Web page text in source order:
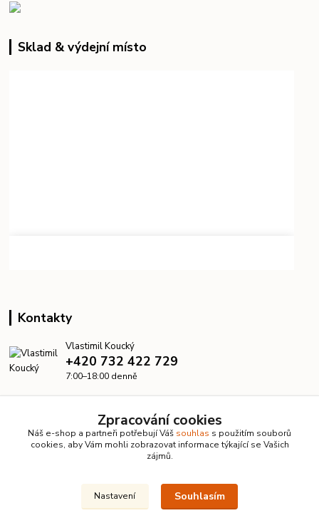
Sklad & výdejní místo
Kontakty
Vlastimil Koucký
+420 732 422 729
7:00–18:00 denně
© 2026 KanalizaceLevne.cz · Všechna práva vyhrazena ·
Zpracování cookies
Náš e-shop a partneři potřebují Váš souhlas s použitím souborů
cookies, aby Vám mohli zobrazovat informace týkající se Vašich
zájmů.
Nastavení Souhlasím